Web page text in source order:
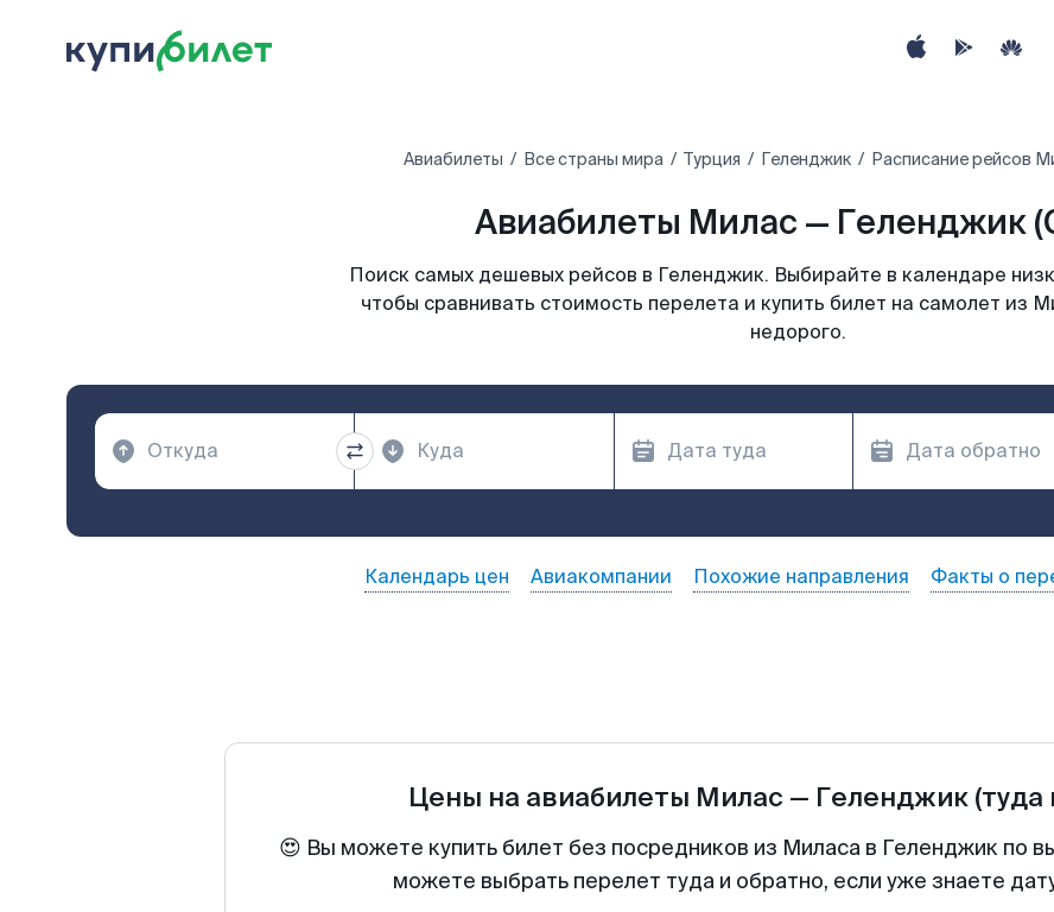
Авиабилеты Все страны мира Турция Геленджик Расписание рейсов
Авиабилеты Милас — Геленджик
Поиск самых дешевых рейсов в Геленджик. Выбирайте в календаре
чтобы сравнивать стоимость перелета и купить билет на самолет из
недорого.
Календарь цен Авиакомпании Похожие направления Факты о
Цены на авиабилеты Милас — Геленджик (туда
😍 Вы можете купить билет без посредников из Миласа в Геленджик по
можете выбрать перелет туда и обратно, если уже знаете